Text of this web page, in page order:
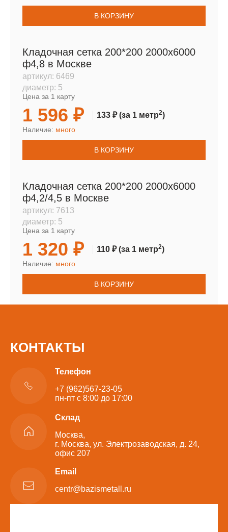
В КОРЗИНУ
Кладочная сетка 200*200 2000х6000
ф4,8 в Москве
артикул: 6469
диаметр: 5
Цена за 1 карту
1 596 ₽ 133 ₽(за 1 метр2)
Наличие: много
В КОРЗИНУ
Кладочная сетка 200*200 2000х6000
ф4,2/4,5 в Москве
артикул: 7613
диаметр: 5
Цена за 1 карту
1 320 ₽ 110 ₽(за 1 метр2)
Наличие: много
В КОРЗИНУ
КОНТАКТЫ
Телефон
+7 (962)567-23-05
пн-пт с 8:00 до 17:00
Склад
Москва,
г. Москва, ул. Электрозаводская, д. 24,
офис 207
Email
centr@bazismetall.ru